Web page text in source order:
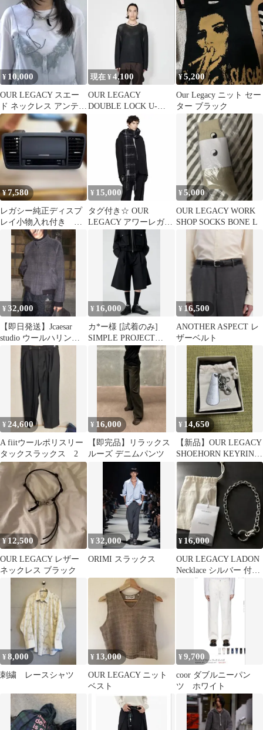
¥ 10,000
OUR LEGACY スエー
ド ネックレス アンティ
ークブルー
現在 ¥4,100
OUR LEGACY
DOUBLE LOCK U-
NECK 46 BLACK
¥5,200
Our Legacy ニット セー
ター ブラック
¥7,580
レガシー純正ディスプ
レイ小物入れ付き エ
アコン吹き出し口 本体
¥ 15,000
タグ付き☆ OUR
LEGACY アワーレガシ
ー ESTATE SCARF
¥5,000
OUR LEGACY WORK
SHOP SOCKS BONE L
¥32,000
【即日発送】Jcaesar
studio ウールハリント
ンジャケット S
¥ 16,000
カ*ー様 [試着のみ]
SIMPLE PROJECT
PLEATED SHORT
¥ 16,500
ANOTHER ASPECT レ
ザーベルト
¥24,600
A fiitウールポリスリー
タックスラックス 2
¥ 16,000
【即完品】リラックス
ルーズ デニムパンツ
¥ 14,650
【新品】OUR LEGACY
SHOEHORN KEYRING
シューホーン
¥ 12,500
OUR LEGACY レザー
ネックレス ブラック
¥32,000
ORIMI スラックス
¥ 16,000
OUR LEGACY LADON
Necklace シルバー 付属
品あり
¥8,000
刺繍 レースシャツ
¥ 13,000
OUR LEGACY ニット
ベスト
¥9,700
coor ダブルニーパン
ツ ホワイト